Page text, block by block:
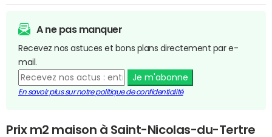
A ne pas manquer
Recevez nos astuces et bons plans directement par e-
mail.
Je m'abonne
En savoir plus sur notre politique de confidentialité
Prix m2 maison à Saint-Nicolas-du-Tertre